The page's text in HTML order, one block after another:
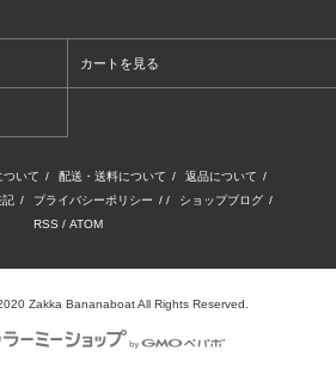
カートを見る
ついて / 配送・送料について / 返品について /
記 / プライバシーポリシー / / ショップブログ /
RSS / ATOM
Zakka Bananaboat All Rights Reserved.